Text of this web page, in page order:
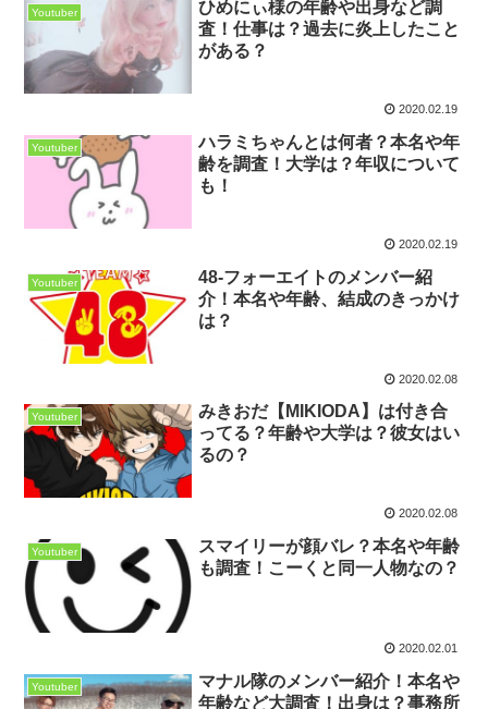
Youtuber
ひめにぃ様の年齢や出身など調
査！仕事は？過去に炎上したこと
がある？
2020.02.19
Youtuber
ハラミちゃんとは何者？本名や年
齢を調査！大学は？年収について
も！
2020.02.19
Youtuber
48-フォーエイトのメンバー紹
介！本名や年齢、結成のきっかけ
は？
2020.02.08
Youtuber
みきおだ【MIKIODA】は付き合
ってる？年齢や大学は？彼女はい
るの？
2020.02.08
Youtuber
スマイリーが顔バレ？本名や年齢
も調査！こーくと同一人物なの？
2020.02.01
Youtuber
マナル隊のメンバー紹介！本名や
年齢など大調査！出身は？事務所